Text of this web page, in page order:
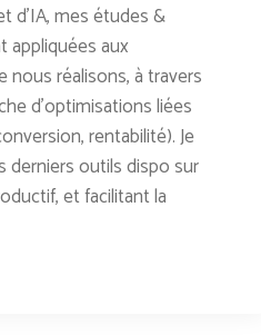
d'IA, mes études &
appliquées aux
réalisons, à travers
d'optimisations liées
rentabilité). Je
outils dispo sur
et facilitant la